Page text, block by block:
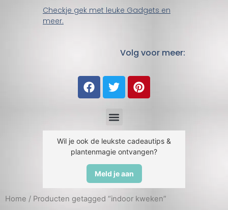
Checkje gek met leuke Gadgets en
meer.
Volg voor meer:
Wil je ook de leukste cadeautips &
plantenmagie ontvangen?
Meld je aan
Home / Producten getagged “indoor kweken”